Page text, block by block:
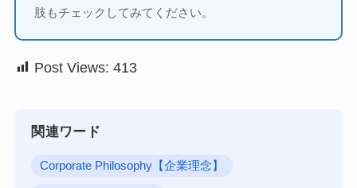
肢もチェックしてみてください。
Post Views: 413
関連ワード
Corporate Philosophy【企業理念】